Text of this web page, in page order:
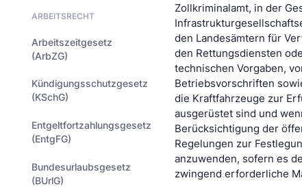
ARBEITSRECHT
Arbeitszeitgesetz
(ArbZG)
Kündigungsschutzgesetz
(KSchG)
Entgeltfortzahlungsgesetz
(EntgFG)
Bundesurlaubsgesetz
(BUrlG)
Zollkriminalamt, in der
den Landesämtern für
den Rettungsdiensten
technischen Vorgaben,
Betriebsvorschriften
die Kraftfahrzeuge zur
ausgerüstet sind und
Berücksichtigung der
Regelungen zur
anzuwenden, sofern es
zwingend erforderliche